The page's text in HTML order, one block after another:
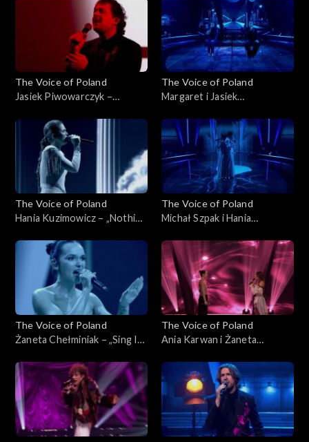
Poland”, Finał, 29 listopada
Finał, 29 listopada 2025
The Voice of Poland
Jasiek Piwowarczyk –
Voice of Poland”, Finał, 29
listopada 2025
The Voice of Poland
Margaret i Jasiek
„The Voice of Poland”, Finał,
29 listopada 2025
The Voice of Poland
Hania Kuzimowicz – „Nothing
Poland”, Finał, 29 listopada
The Voice of Poland
Michał Szpak i Hania
„The Voice of Poland”, Finał,
29 listopada 2025
The Voice of Poland
Żaneta Chełminiak – „Sing It
Finał, 29 listopada 2025
The Voice of Poland
Ania Karwan i Żaneta
with Somebody”, „The Voice
of Poland”, Finał, 29
listopada 2025